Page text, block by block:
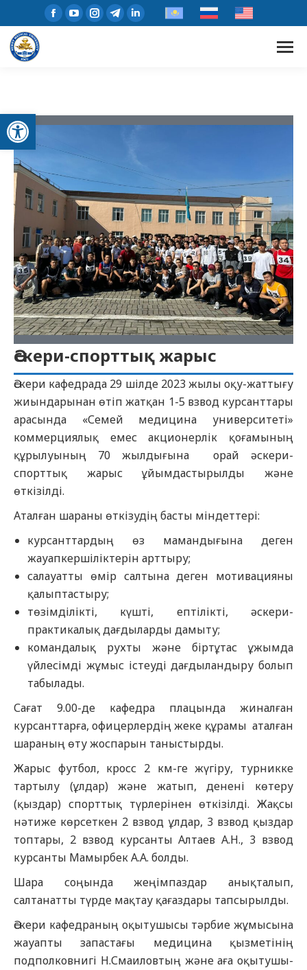
Open toolbar
Әскери-спорттық жарыс
Әскери кафедрада 29 шілде 2023 жылы оқу-жаттығу
жиындарынан өтіп жатқан 1-5 взвод курсанттары
арасында «Семей медицина университеті»
коммерциялық емес акционерлік қоғамының
құрылуының 70 жылдығына орай әскери-
спорттық жарыс ұйымдастырылды және
өткізілді.
Аталған шараны өткізудің басты міндеттері:
курсанттардың өз мамандығына деген
жауапкершіліктерін арттыру;
салауатты өмір салтына деген мотивацияны
қалыптастыру;
төзімділікті, күшті, ептілікті, әскери-
практикалық дағдыларды дамыту;
командалық рухты және біртұтас ұжымда
үйлесімді жұмыс істеуді дағдыландыру болып
табылады.
Сағат 9.00-де кафедра плацында жиналған
курсанттарға, офицерлердің жеке құрамы аталған
шараның өту жоспарын таныстырды.
Жарыс футбол, кросс 2 км-ге жүгіру, турникке
тартылу (ұлдар) және жатып, денені көтеру
(қыздар) спорттық түрлерінен өткізілді. Жақсы
нәтиже көрсеткен 2 взвод ұлдар, 3 взвод қыздар
топтары, 2 взвод курсанты Алтаев А.Н., 3 взвод
курсанты Мамырбек А.А. болды.
Шара соңында жеңімпаздар анықталып,
салтанатты түрде мақтау қағаздары тапсырылды.
Әскери кафедраның оқытушысы тәрбие жұмысына
жауапты запастағы медицина қызметінің
подполковнигі Н.Смаиловтың және аға оқытушы-